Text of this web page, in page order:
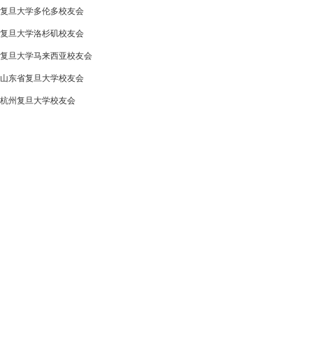
复旦大学多伦多校友会
复旦大学洛杉矶校友会
复旦大学马来西亚校友会
山东省复旦大学校友会
杭州复旦大学校友会